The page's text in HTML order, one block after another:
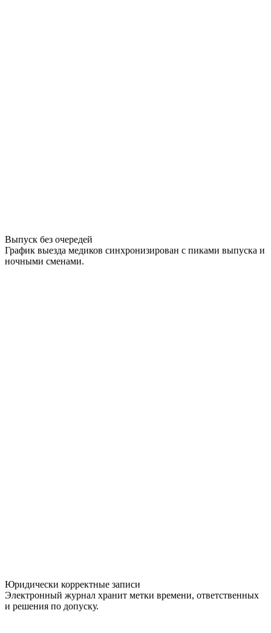
Выпуск без очередей
График выезда медиков синхронизирован с пиками выпуска и
ночными сменами.
Юридически корректные записи
Электронный журнал хранит метки времени, ответственных
и решения по допуску.